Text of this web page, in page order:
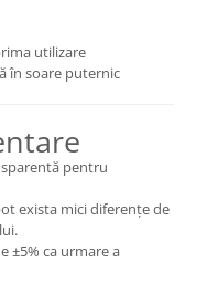
utilizare
în soare puternic
pentru
exista mici diferențe de
±5% ca urmare a